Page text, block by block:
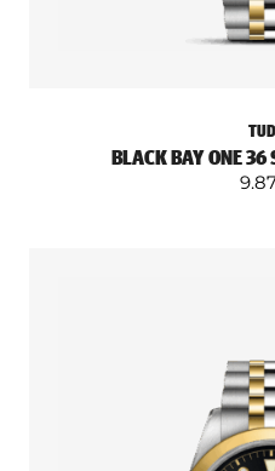
BLACK BAY ONE